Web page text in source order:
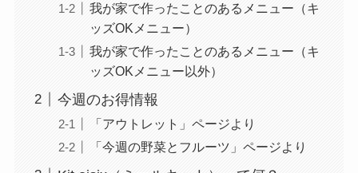
我が家で作ったことのあるメニュー（キ
ッズOKメニュー）
我が家で作ったことのあるメニュー（キ
ッズOKメニュー以外）
今週のお得情報
「アウトレット」ページより
「今週の野菜とフルーツ」ページより